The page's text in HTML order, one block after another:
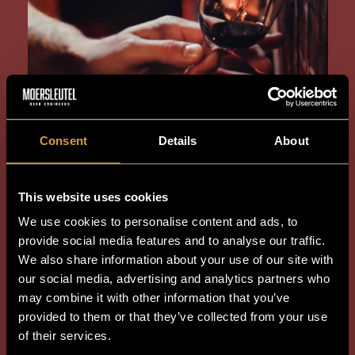
Consent Details About
This website uses cookies
We use cookies to personalise content and ads, to
provide social media features and to analyse our traffic.
We also share information about your use of our site with
our social media, advertising and analytics partners who
may combine it with other information that you’ve
provided to them or that they’ve collected from your use
of their services.